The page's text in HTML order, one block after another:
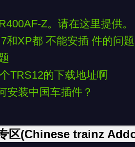
Z。请在这里提供。
和XP都 不能安插 件的问题
TRS12的下载地址啊
安装中国车插件？
区(Chinese trainz